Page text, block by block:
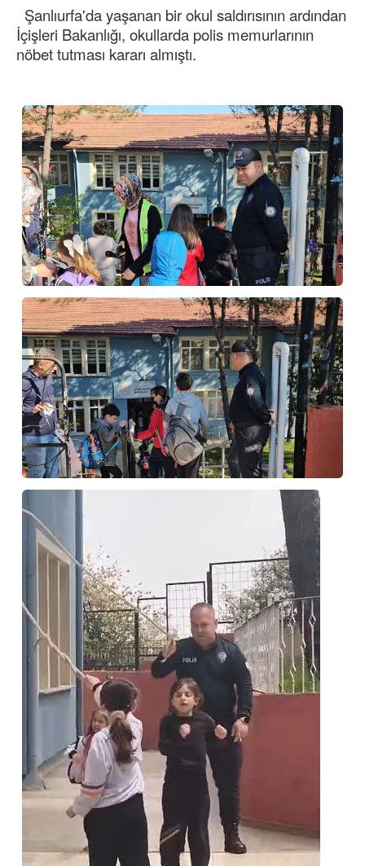
Şanlıurfa'da yaşanan bir okul saldırısının ardından
İçişleri Bakanlığı, okullarda polis memurlarının
nöbet tutması kararı almıştı.